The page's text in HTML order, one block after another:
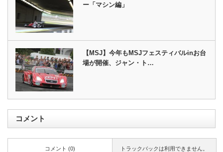
ー「マシン編」
【MSJ】今年もMSJフェスティバルinお台
場が開催、ジャン・ト…
コメント
トラックバックは利用できません。
コメント (0)